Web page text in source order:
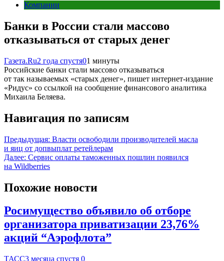
Компании
Банки в России стали массово
отказываться от старых денег
Газета.Ru2 года спустя01 минуты
Российские банки стали массово отказываться
от так называемых «старых денег», пишет интернет-издание
«Ридус» со ссылкой на сообщение финансового аналитика
Михаила Беляева.
Навигация по записям
Предыдущая: Власти освободили производителей масла
и яиц от допвыплат ретейлерам
Далее: Сервис оплаты таможенных пошлин появился
на Wildberries
Похожие новости
Росимущество объявило об отборе
организатора приватизации 23,76%
акций “Аэрофлота”
ТАСС3 месяца спустя 0